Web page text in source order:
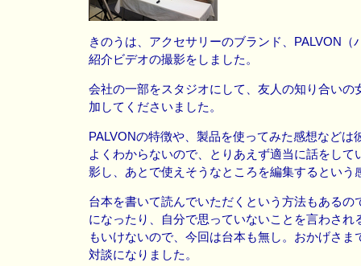
きのうは、アクセサリーのブランド、PALVON（
紹介ビデオの撮影をしました。
会社の一部をスタジオにして、友人の知り合いの
加してくださいました。
PALVONの特徴や、製品を使ってみた感想などは
よくわからないので、とりあえず適当に話をして
影し、あとで使えそうなところを編集するという
台本を書いて読んでいただくという方法もあるの
になったり、自分で思っていないことを言わされ
もいけないので、今回は台本も無し。おかげさま
対談になりました。